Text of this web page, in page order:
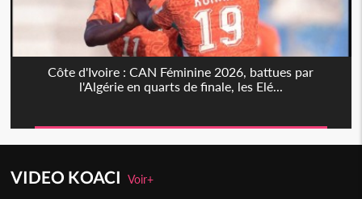
Côte d'Ivoire : CAN Féminine 2026, battues par
l'Algérie en quarts de finale, les Elé...
VIDEO KOACIVoir+